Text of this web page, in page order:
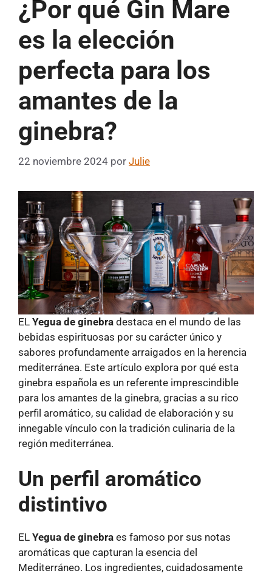
¿Por qué Gin Mare
es la elección
perfecta para los
amantes de la
ginebra?
22 noviembre 2024 por Julie
EL Yegua de ginebra destaca en el mundo de las
bebidas espirituosas por su carácter único y
sabores profundamente arraigados en la herencia
mediterránea. Este artículo explora por qué esta
ginebra española es un referente imprescindible
para los amantes de la ginebra, gracias a su rico
perfil aromático, su calidad de elaboración y su
innegable vínculo con la tradición culinaria de la
región mediterránea.
Un perfil aromático
distintivo
EL Yegua de ginebra es famoso por sus notas
aromáticas que capturan la esencia del
Mediterráneo. Los ingredientes, cuidadosamente